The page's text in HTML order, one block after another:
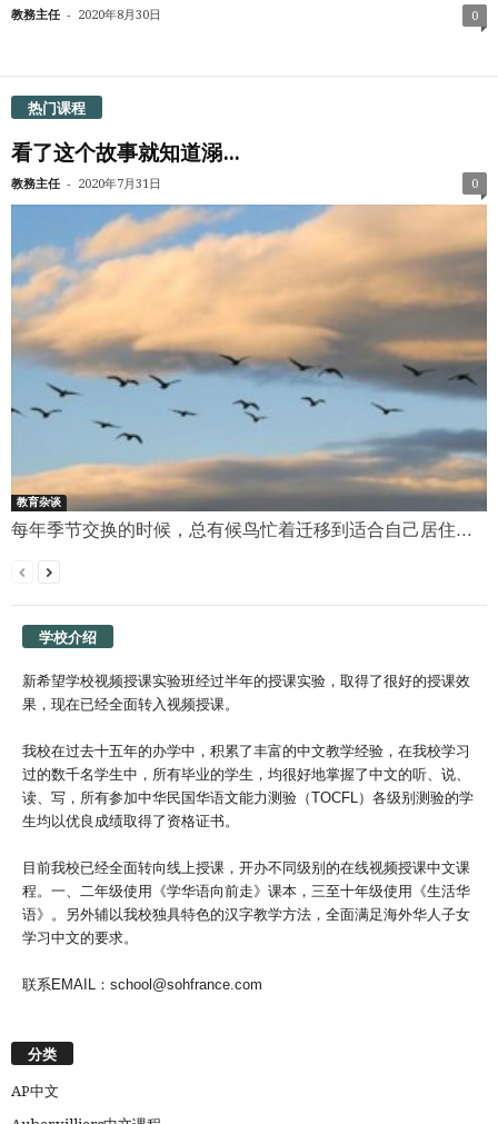
教務主任 - 2020年8月30日 0
热门课程
看了这个故事就知道溺...
教務主任 - 2020年7月31日 0
教育杂谈
每年季节交换的时候，总有候鸟忙着迁移到适合自己居住...
学校介绍
新希望学校视频授课实验班经过半年的授课实验，取得了很好的授课效
果，现在已经全面转入视频授课。
我校在过去十五年的办学中，积累了丰富的中文教学经验，在我校学习
过的数千名学生中，所有毕业的学生，均很好地掌握了中文的听、说、
读、写，所有参加中华民国华语文能力测验（TOCFL）各级别测验的学
生均以优良成绩取得了资格证书。
目前我校已经全面转向线上授课，开办不同级别的在线视频授课中文课
程。一、二年级使用《学华语向前走》课本，三至十年级使用《生活华
语》。另外辅以我校独具特色的汉字教学方法，全面满足海外华人子女
学习中文的要求。
联系EMAIL：school@sohfrance.com
分类
AP中文